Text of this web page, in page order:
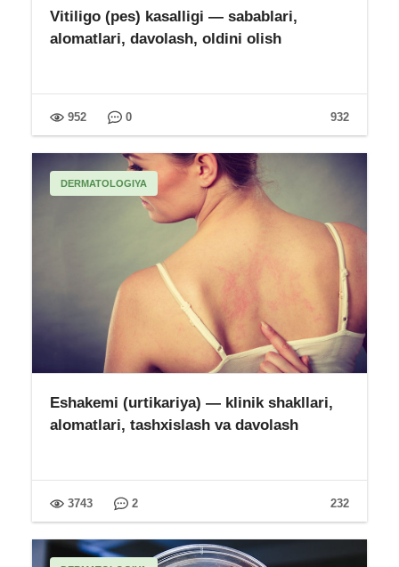
Vitiligo (pes) kasalligi — sabablari,
alomatlari, davolash, oldini olish
932
952 0
DERMATOLOGIYA
Eshakemi (urtikariya) — klinik shakllari,
alomatlari, tashxislash va davolash
232
3743 2